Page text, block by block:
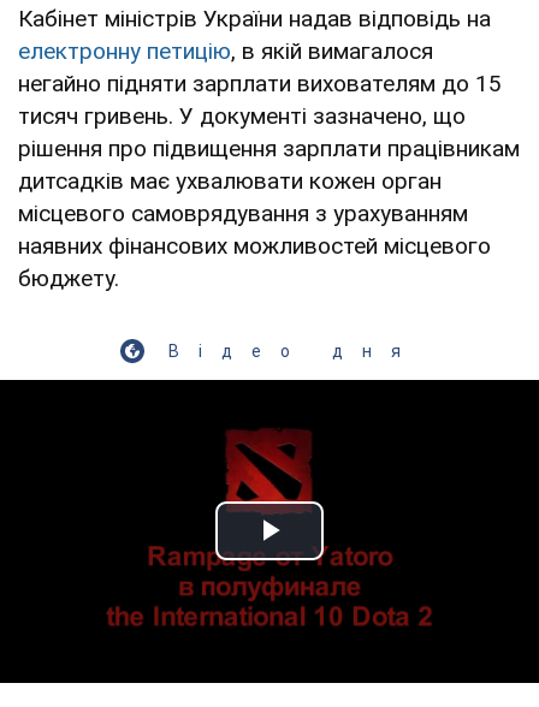
Кабінет міністрів України надав відповідь на
електронну петицію, в якій вимагалося
негайно підняти зарплати вихователям до 15
тисяч гривень. У документі зазначено, що
рішення про підвищення зарплати працівникам
дитсадків має ухвалювати кожен орган
місцевого самоврядування з урахуванням
наявних фінансових можливостей місцевого
бюджету.
Відео дня
Play Video